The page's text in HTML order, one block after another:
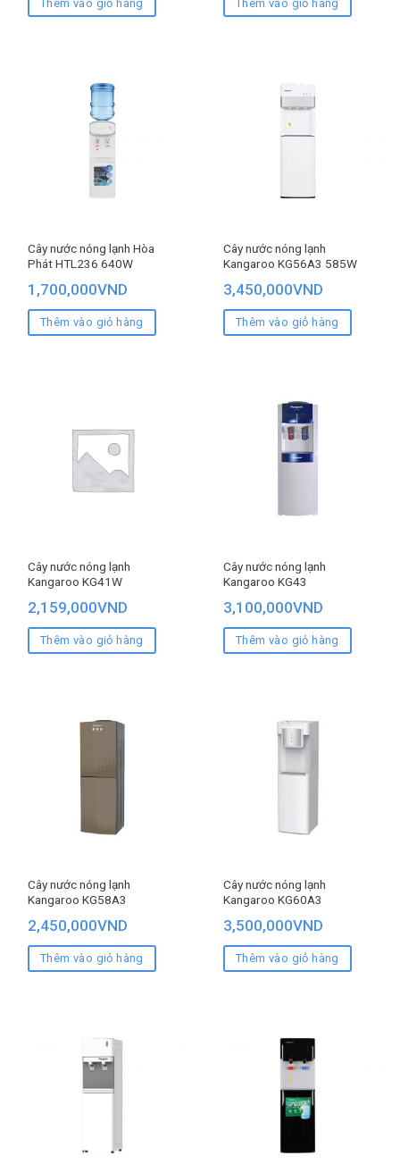
Thêm vào giỏ hàng Thêm vào giỏ hàng
Cây nước nóng lạnh Hòa
Phát HTL236 640W
1,700,000VND
Thêm vào giỏ hàng
Cây nước nóng lạnh
Kangaroo KG56A3 585W
3,450,000VND
Thêm vào giỏ hàng
Cây nước nóng lạnh
Kangaroo KG41W
2,159,000VND
Thêm vào giỏ hàng
Cây nước nóng lạnh
Kangaroo KG43
3,100,000VND
Thêm vào giỏ hàng
Cây nước nóng lạnh
Kangaroo KG58A3
2,450,000VND
Thêm vào giỏ hàng
Cây nước nóng lạnh
Kangaroo KG60A3
3,500,000VND
Thêm vào giỏ hàng